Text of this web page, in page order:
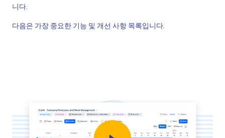
니다.
다음은 가장 중요한 기능 및 개선 사항 목록입니다.